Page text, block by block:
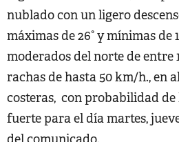
nublado con un ligero
máximas de 26° y mínimas de
moderados del norte de entre
rachas de hasta 50 km/h., en
costeras, con probabilidad
fuerte para el día martes,